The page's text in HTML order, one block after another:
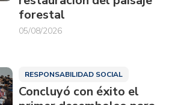
forestal
05/08/2026
RESPONSABILIDAD SOCIAL
Concluyó con éxito el